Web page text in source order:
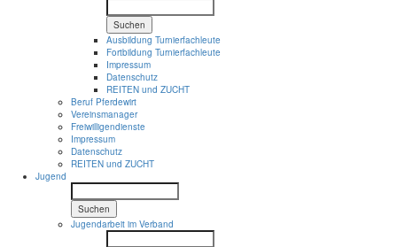
Suchen
Ausbildung Turnierfachleute
Fortbildung Turnierfachleute
Impressum
Datenschutz
REITEN und ZUCHT
Beruf Pferdewirt
Vereinsmanager
Freiwilligendienste
Impressum
Datenschutz
REITEN und ZUCHT
Jugend
Suchen
Jugendarbeit im Verband